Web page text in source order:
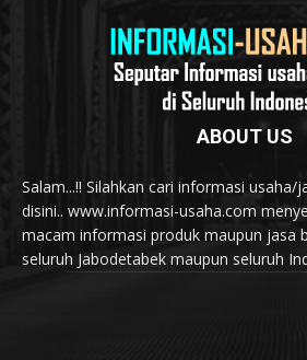
ABOUT US
Salam...!! Silahkan cari informasi usaha/
disini.. www.informasi-usaha.com
macam informasi produk maupun jasa
seluruh Jabodetabek maupun seluruh